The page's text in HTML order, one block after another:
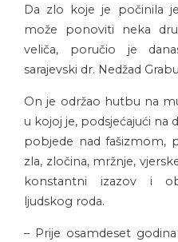
Da zlo koje je počinila
može ponoviti neka
veliča, poručio je
sarajevski dr. Nedžad
On je održao hutbu na
u kojoj je, podsjećajući na
pobjede nad fašizmom,
zla, zločina, mržnje,
konstantni izazov i
ljudskog roda.
– Prije osamdeset